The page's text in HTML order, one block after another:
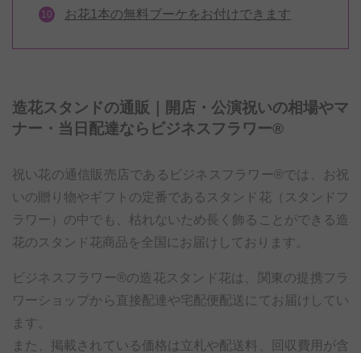
お花1本の無料ブーケをお付けできます
造花スタンドの通販｜開店・公演祝いの相場やマ
ナー・当日配達ならビジネスフラワー®
祝い花の通信販売店であるビジネスフラワー®では、お祝
いの贈り物やギフトの定番であるスタンド花（スタンドフ
ラワー）の中でも、枯れないため長く飾ることができる造
花のスタンド花商品を全国にお届けしております。
ビジネスフラワー®の造花スタンド花は、関東の提携フラ
ワーショップから直接配達や宅配便配送にてお届けしてい
ます。
また、掲載されている価格は立札や配送料、回収費用が含